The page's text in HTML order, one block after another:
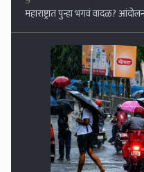
10
ताशी ६० किमी वेगाने वारे वाहणार,
शक्यता, सतर्कतेचा इशारा